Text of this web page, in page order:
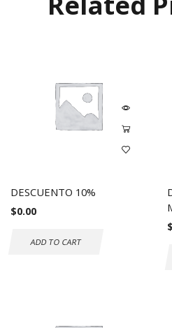
DESCUENTO 10%
$0.00
ADD TO CART
$